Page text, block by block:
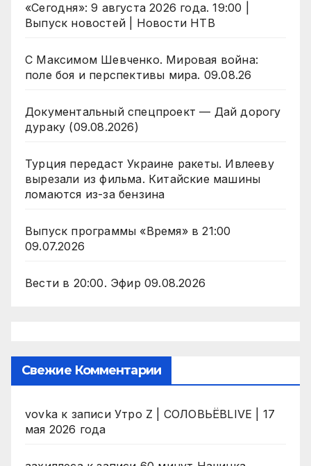
«Сегодня»: 9 августа 2026 года. 19:00 |
Выпуск новостей | Новости НТВ
С Максимом Шевченко. Мировая война:
поле боя и перспективы мира. 09.08.26
Документальный спецпроект — Дай дорогу
дураку (09.08.2026)
Турция передаст Украине ракеты. Ивлееву
вырезали из фильма. Китайские машины
ломаются из-за бензина
Выпуск программы «Время» в 21:00
09.07.2026
Вести в 20:00. Эфир 09.08.2026
Свежие Комментарии
vovka к записи Утро Z | СОЛОВЬЁВLIVE | 17
мая 2026 года